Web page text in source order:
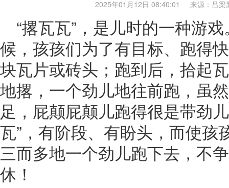
2025年01月12日 08:40:01 来源：吕梁
“撂瓦瓦”，是儿时的一种游
候，孩孩们为了有目标、跑得
块瓦片或砖头；跑到后，拾起
地撂，一个劲儿地往前跑，虽
足，屁颠屁颠儿跑得很是带劲
瓦”，有阶段、有盼头，而使孩
三而多地一个劲儿跑下去，不
休！